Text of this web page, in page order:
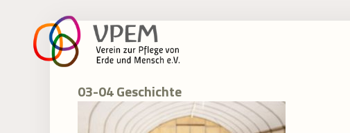
springen
03-04 Geschichte